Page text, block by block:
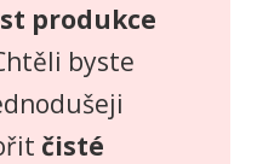
produkce
byste
čisté